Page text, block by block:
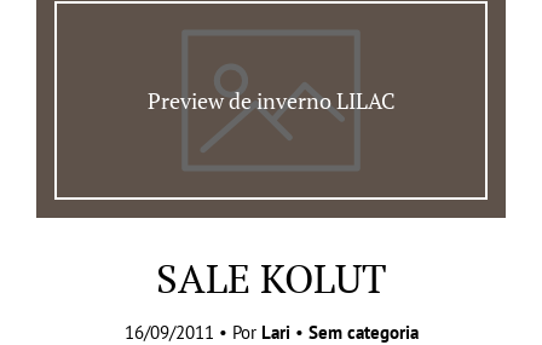
Preview de inverno LILAC
SALE KOLUT
16/09/2011 • Por Lari • Sem categoria